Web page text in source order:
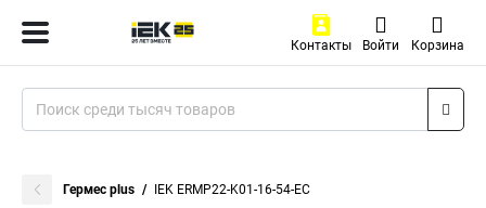
Контакты Войти Корзина
Гермес plus IEK ERMP22-K01-16-54-EC